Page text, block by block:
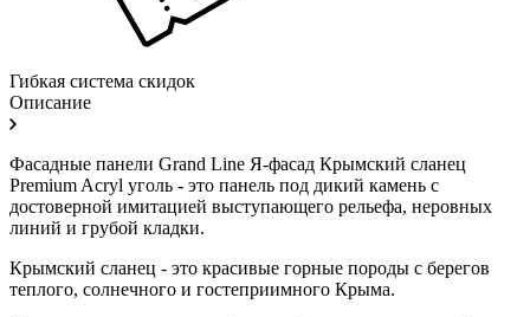
Гибкая система скидок
Описание
Фасадные панели Grand Line Я-фасад Крымский сланец
Premium Acryl уголь - это панель под дикий камень с
достоверной имитацией выступающего рельефа, неровных
линий и грубой кладки.
Крымский сланец - это красивые горные породы с берегов
теплого, солнечного и гостеприимного Крыма.